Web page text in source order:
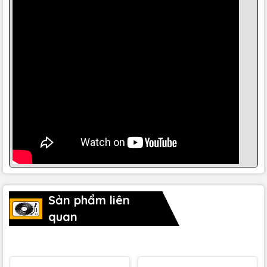
Sản phẩm liên
quan